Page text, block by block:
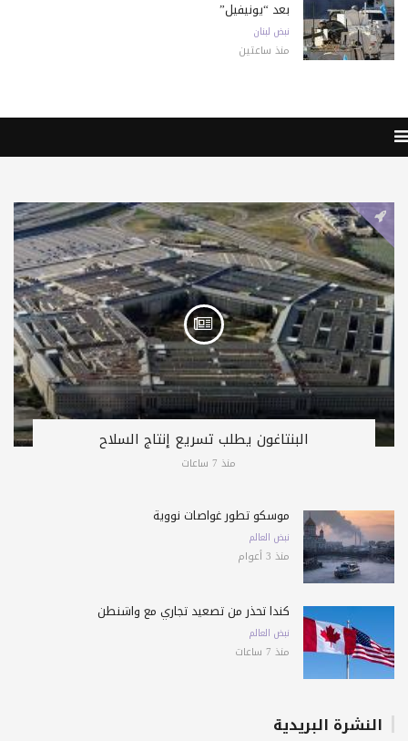
بعد “يونيفيل”
نبض لبنان
منذ ساعتين
البنتاغون يطلب تسريع إنتاج السلاح
منذ 7 ساعات
موسكو تطور غواصات نووية
نبض العالم
منذ 3 أعوام
كندا تحذّر من تصعيد تجاري مع واشنطن
نبض العالم
منذ 7 ساعات
النشرة البريدية